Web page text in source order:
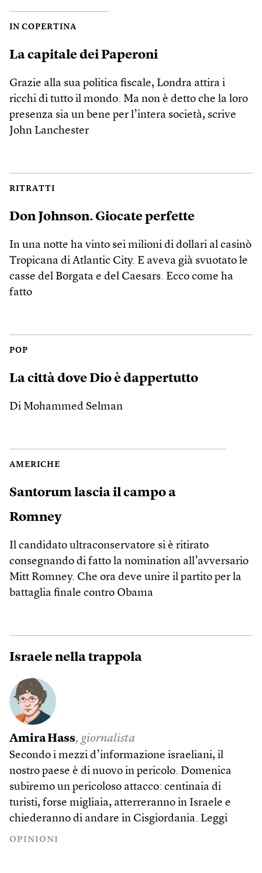
IN COPERTINA
La capitale dei Paperoni
Grazie alla sua politica fiscale, Londra attira i
ricchi di tutto il mondo. Ma non è detto che la loro
presenza sia un bene per l’intera società, scrive
John Lanchester
RITRATTI
Don Johnson. Giocate perfette
In una notte ha vinto sei milioni di dollari al casinò
Tropicana di Atlantic City. E aveva già svuotato le
casse del Borgata e del Caesars. Ecco come ha
fatto
POP
La città dove Dio è dappertutto
Di Mohammed Selman
AMERICHE
Santorum lascia il campo a
Romney
Il candidato ultraconservatore si è ritirato
consegnando di fatto la nomination all’avversario
Mitt Romney. Che ora deve unire il partito per la
battaglia finale contro Obama
Israele nella trappola
Amira Hass, giornalista
Secondo i mezzi d’informazione israeliani, il
nostro paese è di nuovo in pericolo. Domenica
subiremo un pericoloso attacco: centinaia di
turisti, forse migliaia, atterreranno in Israele e
chiederanno di andare in Cisgiordania. Leggi
OPINIONI